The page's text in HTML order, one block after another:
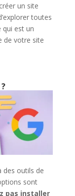
un site
toutes
qui est un
de votre site
des outils de
sont
pas installer